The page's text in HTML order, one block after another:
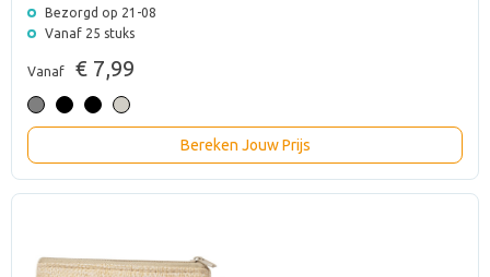
Bezorgd op 21-08
Vanaf 25 stuks
Vanaf € 7,99
Bereken Jouw Prijs